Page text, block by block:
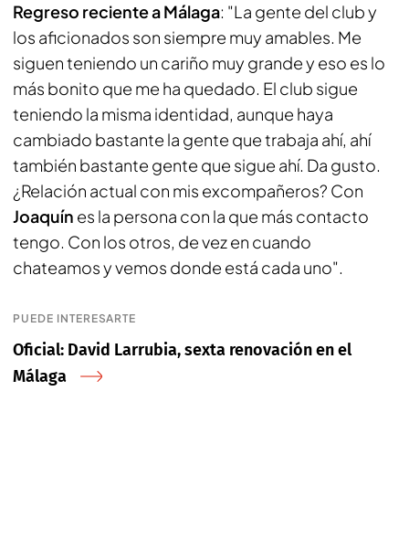
Regreso reciente a Málaga: "La gente del club y
los aficionados son siempre muy amables. Me
siguen teniendo un cariño muy grande y eso es lo
más bonito que me ha quedado. El club sigue
teniendo la misma identidad, aunque haya
cambiado bastante la gente que trabaja ahí, ahí
también bastante gente que sigue ahí. Da gusto.
¿Relación actual con mis excompañeros? Con
Joaquín es la persona con la que más contacto
tengo. Con los otros, de vez en cuando
chateamos y vemos donde está cada uno".
PUEDE INTERESARTE
Oficial: David Larrubia, sexta renovación en el
Málaga